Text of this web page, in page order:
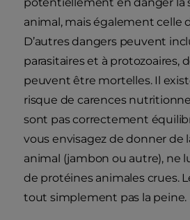
potentiellement en danger la
animal, mais également celle
D’autres dangers peuvent
parasitaires et à protozoaires,
peuvent être mortelles. Il
risque de carences
sont pas correctement
vous envisagez de donner de
animal (jambon ou autre), ne
de protéines animales crues.
tout simplement pas la peine.